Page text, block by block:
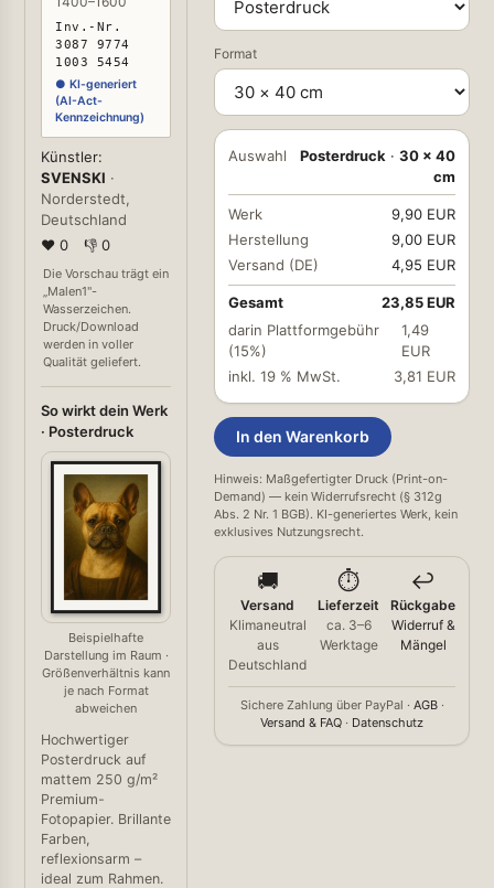
Inv.-Nr.
3087 9774
1003 5454
● KI-generiert
(AI-Act-
Kennzeichnung)
Künstler:
SVENSKI ·
Norderstedt,
Deutschland
❤ 0
👎 0
Die Vorschau trägt ein
„Malen1"-
Wasserzeichen.
Druck/Download
werden in voller
Qualität geliefert.
So wirkt dein Werk
· Posterdruck
Beispielhafte
Darstellung im Raum ·
Größenverhältnis kann
je nach Format
abweichen
Hochwertiger
Posterdruck auf
mattem 250 g/m²
Premium-
Fotopapier. Brillante
Farben,
reflexionsarm –
ideal zum Rahmen.
Format
Auswahl Posterdruck · 30 × 40
cm
Werk
9,90 EUR
Herstellung
9,00 EUR
Versand (DE)
4,95 EUR
Gesamt
23,85 EUR
darin Plattformgebühr
(15%)
1,49
EUR
inkl. 19 % MwSt.
3,81 EUR
In den Warenkorb
Hinweis: Maßgefertigter Druck (Print-on-
Demand) — kein Widerrufsrecht (§ 312g
Abs. 2 Nr. 1 BGB). KI-generiertes Werk, kein
exklusives Nutzungsrecht.
🚚
Versand
Klimaneutral
aus
Deutschland
⏱️
Lieferzeit
ca. 3–6
Werktage
↩️
Rückgabe
Widerruf &
Mängel
Sichere Zahlung über PayPal · AGB·
Versand & FAQ · Datenschutz